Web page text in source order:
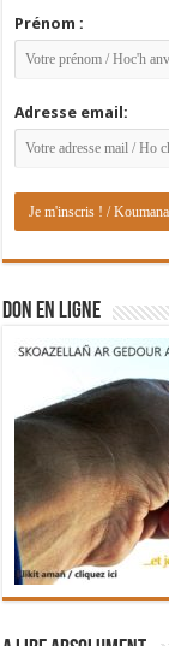
Prénom :
Adresse email:
DON EN LIGNE